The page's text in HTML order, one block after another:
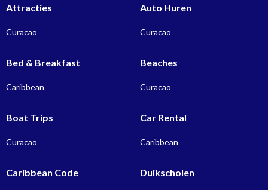
Attracties
Curacao
Auto Huren
Curacao
Bed & Breakfast
Caribbean
Beaches
Curacao
Boat Trips
Curacao
Car Rental
Caribbean
Caribbean Code Duikscholen